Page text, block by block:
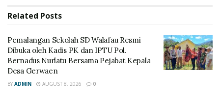
Related Posts
Pemalangan Sekolah SD Walafau Resmi
Dibuka oleh Kadis PK dan IPTU Pol.
Bernadus Nurlatu Bersama Pejabat Kepala
Desa Gerwaen
BY ADMIN AUGUST 8, 2026 0